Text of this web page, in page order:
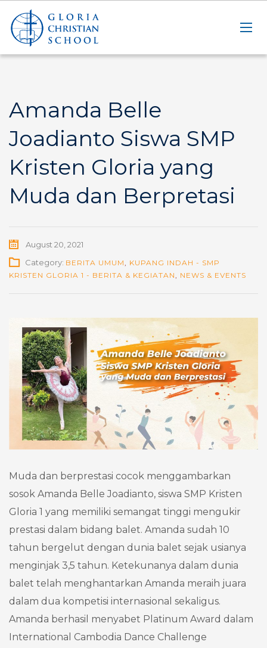
Amanda Belle
Joadianto Siswa SMP
Kristen Gloria yang
Muda dan Berpretasi
August 20, 2021
Category: BERITA UMUM, KUPANG INDAH - SMP
KRISTEN GLORIA 1 - BERITA & KEGIATAN, NEWS & EVENTS
Muda dan berprestasi cocok menggambarkan
sosok Amanda Belle Joadianto, siswa SMP Kristen
Gloria 1 yang memiliki semangat tinggi mengukir
prestasi dalam bidang balet. Amanda sudah 10
tahun bergelut dengan dunia balet sejak usianya
menginjak 3,5 tahun. Ketekunanya dalam dunia
balet telah menghantarkan Amanda meraih juara
dalam dua kompetisi internasional sekaligus.
Amanda berhasil menyabet Platinum Award dalam
International Cambodia Dance Challenge